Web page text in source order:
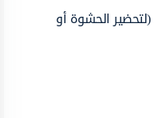
(لتحضير الحشوة أو